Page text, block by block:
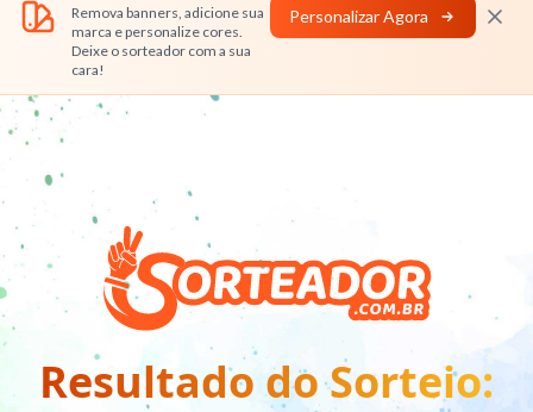
Remova banners, adicione sua
marca e personalize cores.
Deixe o sorteador com a sua
cara!
Personalizar Agora
Resultado do Sorteio: